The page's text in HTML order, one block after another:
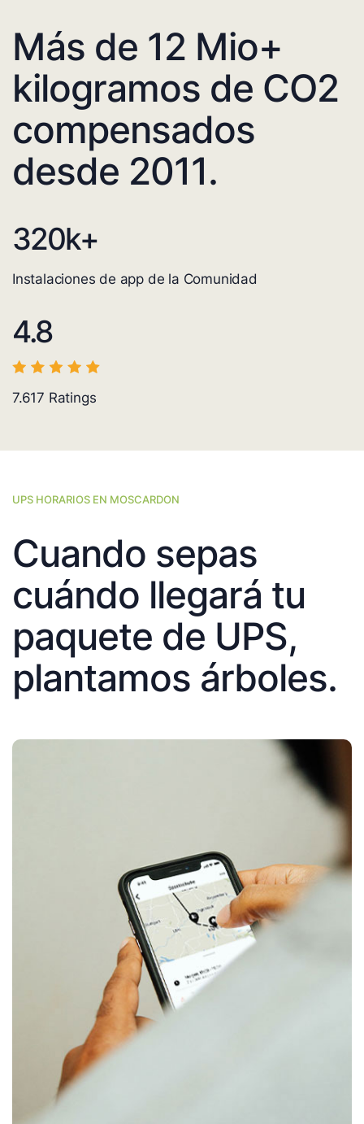
Más de 12 Mio+
kilogramos de CO2
compensados
desde 2011.
320k+
Instalaciones de app de la Comunidad
4.8
7.617 Ratings
UPS HORARIOS EN MOSCARDON
Cuando sepas
cuándo llegará tu
paquete de UPS,
plantamos árboles.